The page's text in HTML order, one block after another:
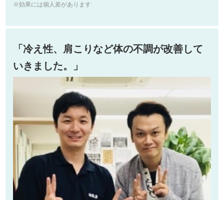
※効果には個人差があります
「冷え性、肩こりなど体の不調が改善して
いきました。」